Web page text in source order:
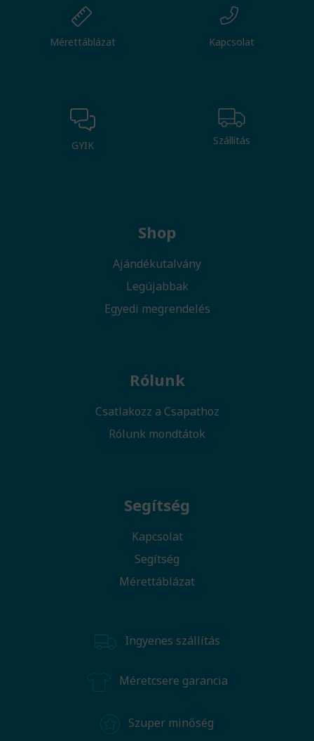
Mérettáblázat Kapcsolat
GYIK Szállítás
Shop
Ajándékutalvány
Legújabbak
Egyedi megrendelés
Rólunk
Csatlakozz a Csapathoz
Rólunk mondtátok
Segítség
Kapcsolat
Segítség
Mérettáblázat
Ingyenes szállítás
Méretcsere garancia
Szuper minőség